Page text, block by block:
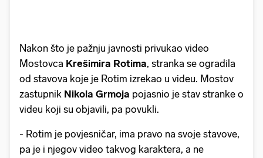
Nakon što je pažnju javnosti privukao video
Mostovca Krešimira Rotima, stranka se ogradila
od stavova koje je Rotim izrekao u videu. Mostov
zastupnik Nikola Grmoja pojasnio je stav stranke o
videu koji su objavili, pa povukli.
- Rotim je povjesničar, ima pravo na svoje stavove,
pa je i njegov video takvog karaktera, a ne